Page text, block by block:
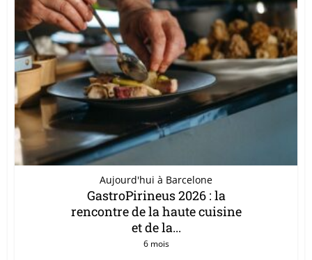
Aujourd'hui à Barcelone
GastroPirineus 2026 : la
rencontre de la haute cuisine
et de la...
6 mois